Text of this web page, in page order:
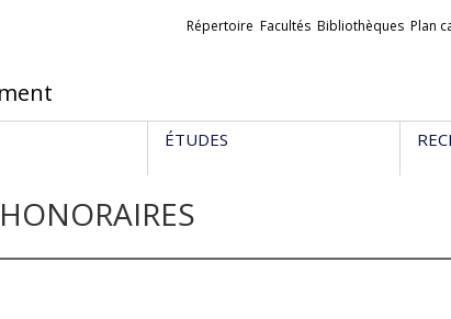
Liens
Répertoire Facultés Bibliothèques Plan
ÉTUDES